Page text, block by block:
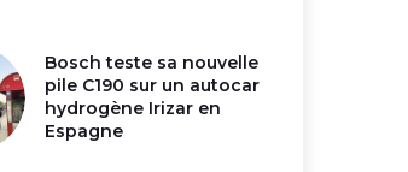
Bosch teste sa nouvelle
pile C190 sur un autocar
hydrogène Irizar en
Espagne